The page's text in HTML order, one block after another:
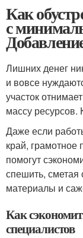
Как
с
Лишних денег
и вовсе
участок
массу ресурсов.
Даже если
край,
помогут
спешить, сметая
материалы и
Как
специалистов